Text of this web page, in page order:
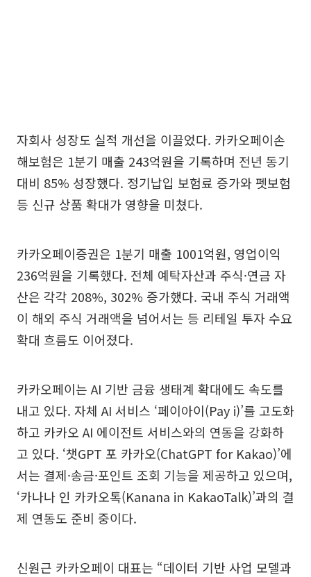
자회사 성장도 실적 개선을 이끌었다. 카카오페이손
해보험은 1분기 매출 243억원을 기록하며 전년 동기
대비 85% 성장했다. 정기납입 보험료 증가와 펫보험
등 신규 상품 확대가 영향을 미쳤다.
카카오페이증권은 1분기 매출 1001억원, 영업이익
236억원을 기록했다. 전체 예탁자산과 주식·연금 자
산은 각각 208%, 302% 증가했다. 국내 주식 거래액
이 해외 주식 거래액을 넘어서는 등 리테일 투자 수요
확대 흐름도 이어졌다.
카카오페이는 AI 기반 금융 생태계 확대에도 속도를
내고 있다. 자체 AI 서비스 ‘페이아이(Pay i)’를 고도화
하고 카카오 AI 에이전트 서비스와의 연동을 강화하
고 있다. ‘챗GPT 포 카카오(ChatGPT for Kakao)’에
서는 결제·송금·포인트 조회 기능을 제공하고 있으며,
‘카나나 인 카카오톡(Kanana in KakaoTalk)’과의 결
제 연동도 준비 중이다.
신원근 카카오페이 대표는 “데이터 기반 사업 모델과